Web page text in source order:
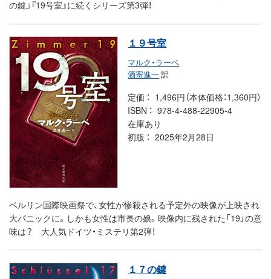
の鍵』『19号室』に続くシリーズ第3弾！
１９号室
マルク・ラーベ
酒寄進一訳
定価
1,496円（本体価格：1,360円）
ISBN
978-4-488-22905-4
在庫あり
初版
2025年2月28日
ベルリン国際映画祭で、女性が惨殺される予定外の映像が上映され
大パニックに。しかも女性は市長の娘。映像内に残された「19」の意
味は？ 大人気ドイツ・ミステリ第2弾！
１７の鍵